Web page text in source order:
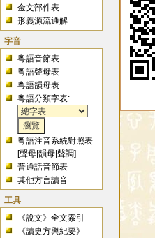
金文部件表
形義源流通解
字音
粵語音節表
粵語聲母表
粵語韻母表
粵語分類字表:
粵語注音系統對照表
[聲母 |韻母 |聲調]
普通話音節表
其他方言讀音
工具
《說文》全文索引
《讀史方輿紀要》